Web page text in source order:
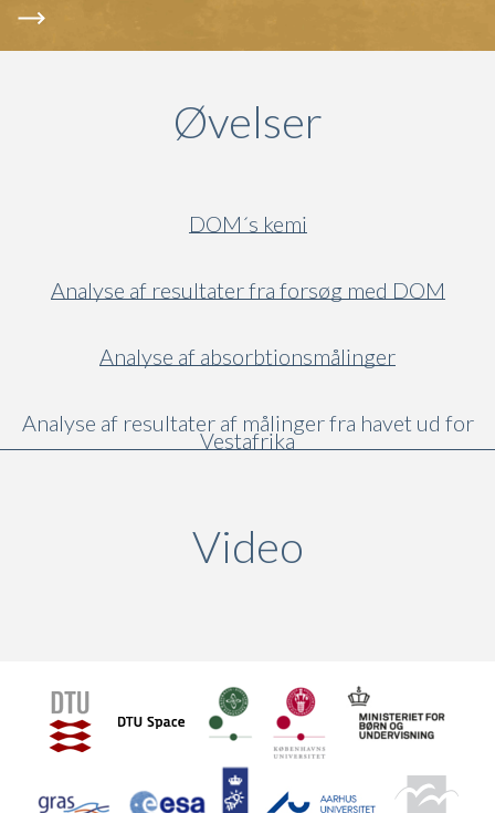
Øvelser
DOM´s kemi
Analyse af resultater fra forsøg med DOM
Analyse af absorbtionsmålinger
Analyse af resultater af målinger fra havet ud for
Vestafrika
Video